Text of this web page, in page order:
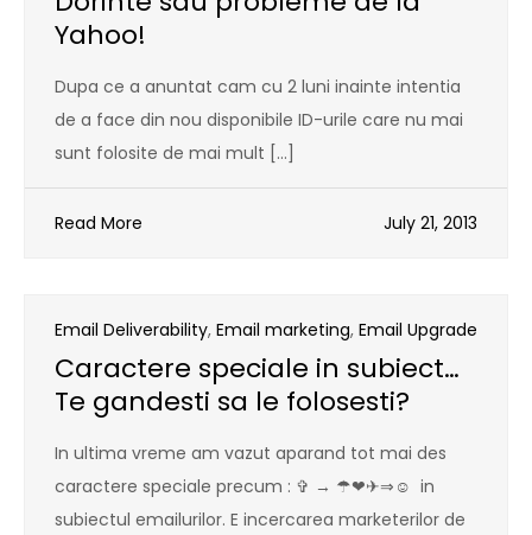
Yahoo!
Dupa ce a anuntat cam cu 2 luni inainte intentia
de a face din nou disponibile ID-urile care nu mai
sunt folosite de mai mult […]
Read More July 21, 2013
Email Deliverability, Email marketing, Email Upgrade
Caractere speciale in subiect…
Te gandesti sa le folosesti?
In ultima vreme am vazut aparand tot mai des
caractere speciale precum : ✞ → ☂❤✈⇒☺ in
subiectul emailurilor. E incercarea marketerilor de